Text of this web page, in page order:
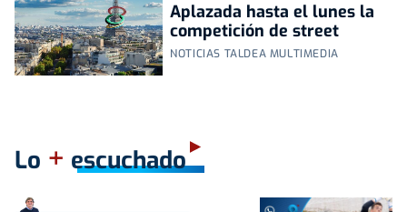
Aplazada hasta el lunes la
competición de street
NOTICIAS TALDEA MULTIMEDIA
Lo + escuchado